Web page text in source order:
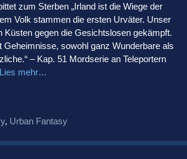
zum Sterben „Irland ist die Wiege der
Volk stammen die ersten Urväter. Unser
Küsten gegen die Gesichtslosen gekämpft.
Geheimnisse, sowohl ganz Wunderbare als
– Kap. 51 Mordserie an Teleportern
Lies mehr…
, Urban Fantasy